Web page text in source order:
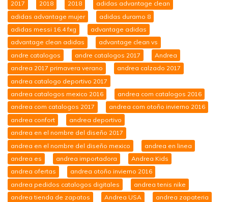
2017 2018 2018
adidas advantage clean
adidas advantage mujer
adidas duramo 8
adidas messi 16.4 fxg
advantage adidas
advantage clean adidas
advantage clean vs
andre catalogos
andre catalogos 2017
Andrea
andrea 2017 primavera verano
andrea calzado 2017
andrea catalogo deportivo 2017
andrea catalogos mexico 2016
andrea com catalogos 2016
andrea com catalogos 2017
andrea com otoño invierno 2016
andrea confort
andrea deportivo
andrea en el nombre del diseño 2017
andrea en el nombre del diseño mexico
andrea en linea
andrea es
andrea importadora
Andrea Kids
andrea ofertas
andrea otoño invierno 2016
andrea pedidos catalogos digitales
andrea tenis nike
andrea tienda de zapatos
Andrea USA
andrea zapateria